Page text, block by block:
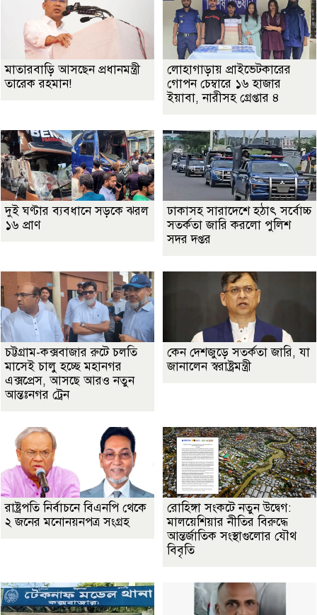
মাতারবাড়ি আসছেন প্রধানমন্ত্রী
তারেক রহমান!
লোহাগাড়ায় প্রাইভেটকারের
গোপন চেম্বারে ১৬ হাজার
ইয়াবা, নারীসহ গ্রেপ্তার ৪
দুই ঘণ্টার ব্যবধানে সড়কে ঝরল
১৬ প্রাণ
ঢাকাসহ সারাদেশে হঠাৎ সর্বোচ্চ
সতর্কতা জা‌রি করলো পুলিশ
সদর দপ্তর
চট্টগ্রাম-কক্সবাজার রুটে চলতি
মাসেই চালু হচ্ছে মহানগর
এক্সপ্রেস, আসছে আরও নতুন
আন্তঃনগর ট্রেন
কেন দেশজুড়ে সতর্কতা জারি, যা
জানালেন স্বরাষ্ট্রমন্ত্রী
রাষ্ট্রপতি নির্বাচনে বিএনপি থেকে
২ জনের মনোনয়নপত্র সংগ্রহ
রোহিঙ্গা সংকটে নতুন উদ্বেগ:
মালয়েশিয়ার নীতির বিরুদ্ধে
আন্তর্জাতিক সংস্থাগুলোর যৌথ
বিবৃতি